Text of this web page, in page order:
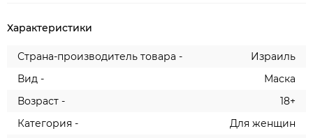
Характеристики
Страна-производитель товара -
Израиль
Вид -
Маска
Возраст -
18+
Категория -
Для женщин